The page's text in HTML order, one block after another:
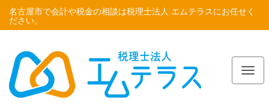
名古屋市で会計や税金の相談は税理士法人 エムテラスにお任せく
ださい。